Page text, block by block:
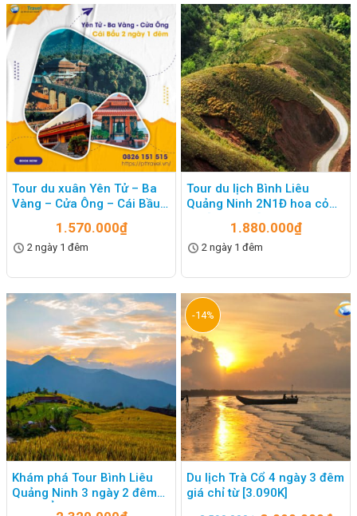
Tour du xuân Yên Tử – Ba
Vàng – Cửa Ông – Cái Bầu 2
1.570.000₫
2 ngày 1 đêm
Tour du lịch Bình Liêu
Quảng Ninh 2N1Đ hoa cỏ
1.880.000₫
2 ngày 1 đêm
Khám phá Tour Bình Liêu
Quảng Ninh 3 ngày 2 đêm
-14%
Du lịch Trà Cổ 4 ngày 3 đêm
giá chỉ từ [3.090K]